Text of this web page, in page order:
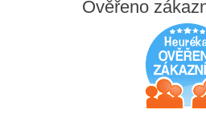
Ověřeno